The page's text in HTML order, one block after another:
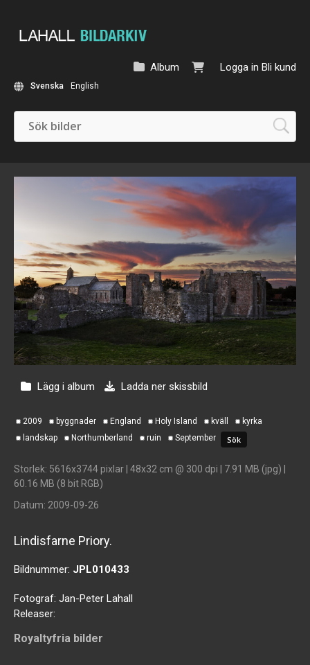
Logga in Bli kund
Album
Svenska English
Lägg i album Ladda ner skissbild
2009 byggnader England Holy Island kväll
kyrka
landskap
Northumberland ruin September
Storlek: 5616x3744 pixlar | 48x32 cm @ 300 dpi | 7.91 MB (jpg) |
60.16 MB (8 bit RGB)
Datum: 2009-09-26
Lindisfarne Priory.
Bildnummer: JPL010433
Fotograf: Jan-Peter Lahall
Releaser:
Royaltyfria bilder